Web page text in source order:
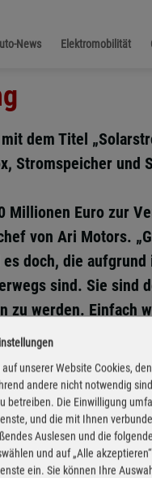
News Elektromobilität
dem Titel
Stromspeicher und
Millionen Euro zur
von Ari Motors.
doch, die
sind. Sie sind
zu werden. Einfach
kleinen
profitieren
zu
unserer Website Cookies,
andere nicht notwendig
betreiben. Die Einwilligung
und die mit Ihnen
Auslesen und die
und auf „Alle
ein. Sie können Ihre